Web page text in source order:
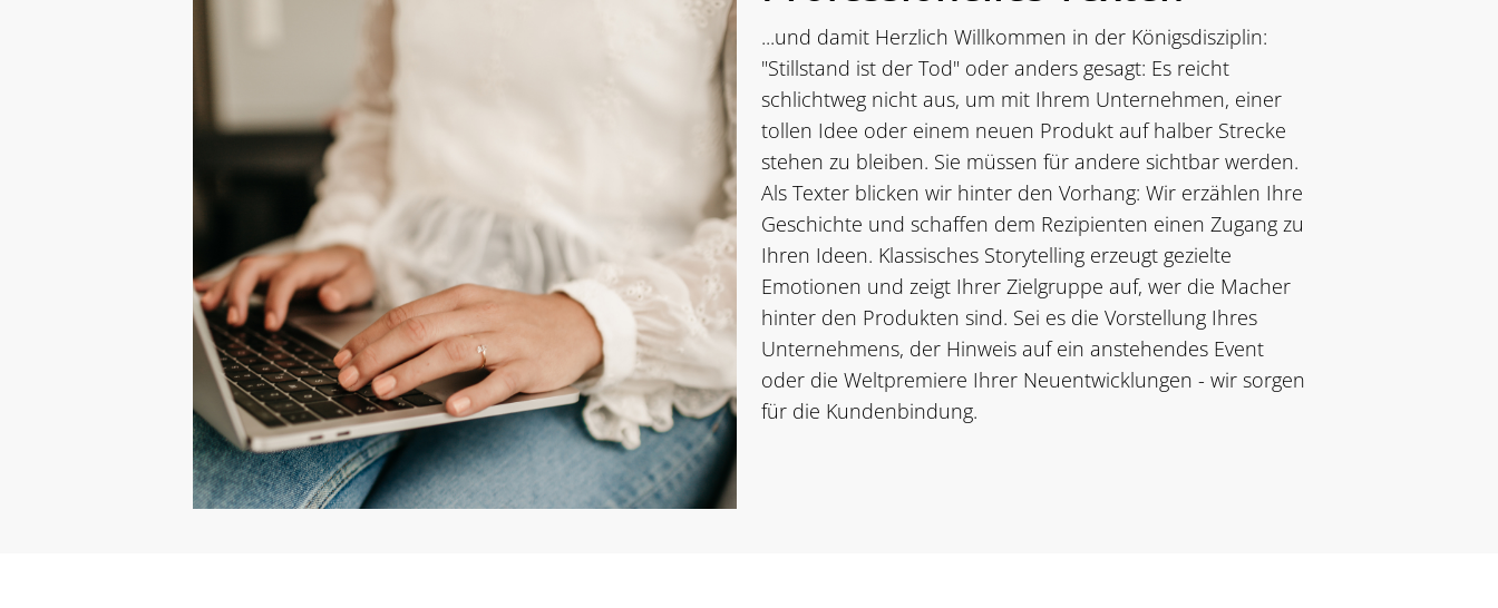
...und damit Herzlich Willkommen in der Königsdisziplin:
"Stillstand ist der Tod" oder anders gesagt: Es reicht
schlichtweg nicht aus, um mit Ihrem Unternehmen, einer
tollen Idee oder einem neuen Produkt auf halber Strecke
stehen zu bleiben. Sie müssen für andere sichtbar werden.
Als Texter blicken wir hinter den Vorhang: Wir erzählen Ihre
Geschichte und schaffen dem Rezipienten einen Zugang zu
Ihren Ideen. Klassisches Storytelling erzeugt gezielte
Emotionen und zeigt Ihrer Zielgruppe auf, wer die Macher
hinter den Produkten sind. Sei es die Vorstellung Ihres
Unternehmens, der Hinweis auf ein anstehendes Event
oder die Weltpremiere Ihrer Neuentwicklungen - wir sorgen
für die Kundenbindung.